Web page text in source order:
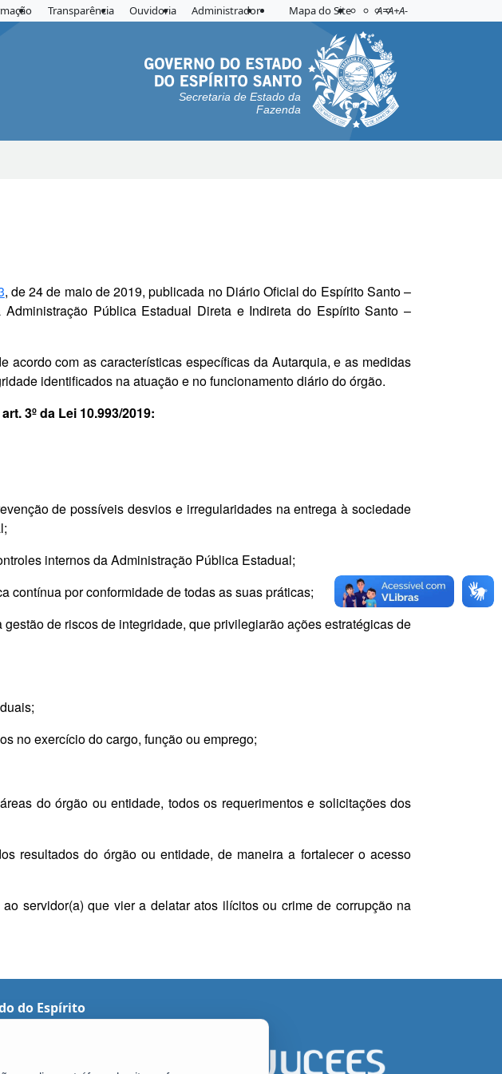
Transparência Ouvidoria Administrador Mapa do Site Acessibilidade
Aplicar contraste
A=A+A-
Secretaria de Estado da
Fazenda
, de 24 de maio de 2019, publicada no Diário Oficial do Espírito Santo –
Pública Estadual Direta e Indireta do Espírito Santo –
com as características específicas da Autarquia, e as medidas
identificados na atuação e no funcionamento diário do órgão.
3º da Lei 10.993/2019:
de possíveis desvios e irregularidades na entrega à sociedade
internos da Administração Pública Estadual;
contínua por conformidade de todas as suas práticas;
de riscos de integridade, que privilegiarão ações estratégicas de
no exercício do cargo, função ou emprego;
do órgão ou entidade, todos os requerimentos e solicitações dos
resultados do órgão ou entidade, de maneira a fortalecer o acesso
servidor(a) que vier a delatar atos ilícitos ou crime de corrupção na
do Espírito